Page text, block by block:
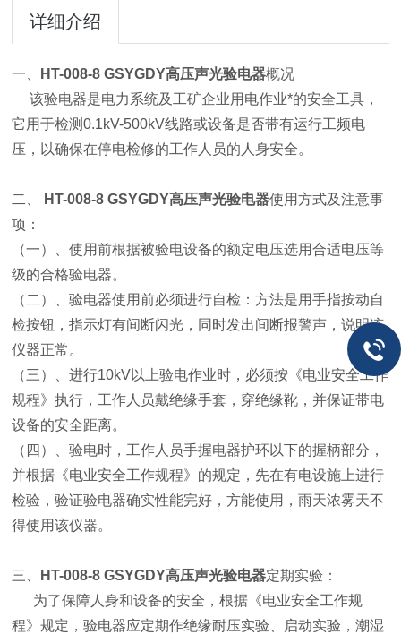
详细介绍
一、 HT-008-8 GSYGDY高压声光验电器概况
该验电器是电力系统及工矿企业用电作业*的安全工具，
它用于检测0.1kV-500kV线路或设备是否带有运行工频电
压，以确保在停电检修的工作人员的人身安全。
二、 HT-008-8 GSYGDY高压声光验电器使用方式及注意事
项：
（一）、使用前根据被验电设备的额定电压选用合适电压等
级的合格验电器。
（二）、验电器使用前必须进行自检：方法是用手指按动自
检按钮，指示灯有间断闪光，同时发出间断报警声，说明该
仪器正常。
（三）、进行10kV以上验电作业时，必须按《电业安全工作
规程》执行，工作人员戴绝缘手套，穿绝缘靴，并保证带电
设备的安全距离。
（四）、验电时，工作人员手握电器护环以下的握柄部分，
并根据《电业安全工作规程》的规定，先在有电设施上进行
检验，验证验电器确实性能完好，方能使用，雨天浓雾天不
得使用该仪器。
三、 HT-008-8 GSYGDY高压声光验电器定期实验：
为了保障人身和设备的安全，根据《电业安全工作规
程》规定，验电器应定期作绝缘耐压实验、启动实验，潮湿